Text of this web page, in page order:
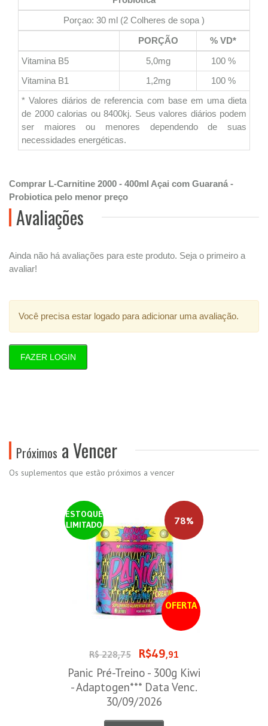
Porçao: 30 ml (2 Colheres de sopa )
PORÇÃO
% VD*
Vitamina B5
5,0mg
100 %
Vitamina B1
1,2mg
100 %
* Valores diários de referencia com base em uma dieta
de 2000 calorias ou 8400kj. Seus valores diários podem
ser maiores ou menores dependendo de suas
necessidades energéticas.
Comprar L-Carnitine 2000 - 400ml Açai com Guaraná -
Probiotica pelo menor preço
Avaliações
Ainda não há avaliações para este produto. Seja o primeiro a
avaliar!
Você precisa estar logado para adicionar uma avaliação.
FAZER LOGIN
Próximos a Vencer
Os suplementos que estão próximos a vencer
ESTOQUE
LIMITADO
OFERTA
78%
R$ 228,75 R$49,91
Panic Pré-Treino - 300g Kiwi
- Adaptogen*** Data Venc.
30/09/2026